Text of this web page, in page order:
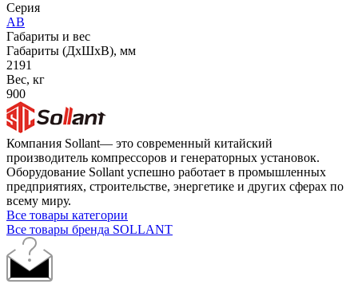
Серия
AB
Габариты и вес
Габариты (ДхШхВ), мм
2191
Вес, кг
900
Компания Sollant— это современный китайский
производитель компрессоров и генераторных установок.
Оборудование Sollant успешно работает в промышленных
предприятиях, строительстве, энергетике и других сферах по
всему миру.
Все товары категории
Все товары бренда SOLLANT